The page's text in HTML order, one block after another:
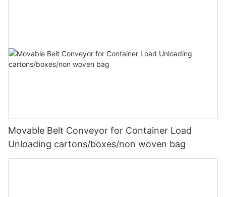
Movable Belt Conveyor for Container Load
Unloading cartons/boxes/non woven bag